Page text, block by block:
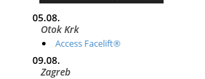
05.08.
Otok Krk
Access Facelift®
09.08.
Zagreb